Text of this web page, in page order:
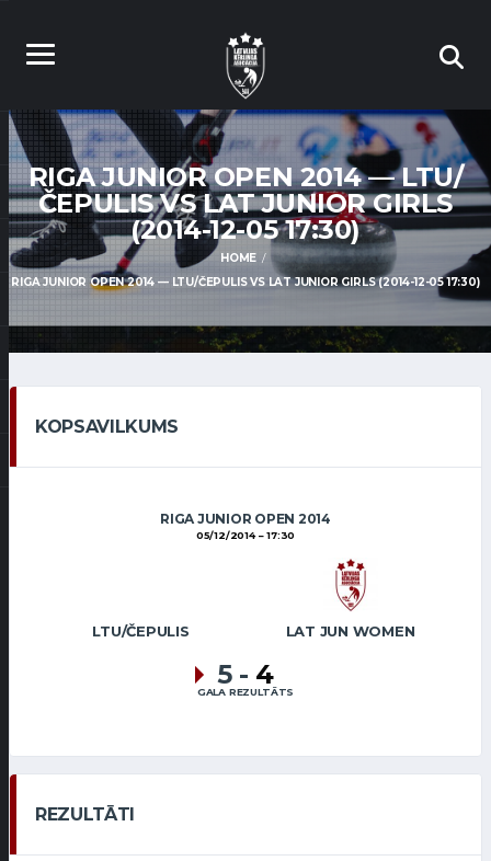
RIGA JUNIOR OPEN 2014 — LTU/
ČEPULIS VS LAT JUNIOR GIRLS
(2014-12-05 17:30)
HOME
RIGA JUNIOR OPEN 2014 — LTU/ČEPULIS VS LAT JUNIOR GIRLS (2014-12-05 17:30)
KOPSAVILKUMS
RIGA JUNIOR OPEN 2014
05/12/2014 17:30
LTU/ČEPULIS LAT JUN WOMEN
5 - 4
GALA REZULTĀTS
REZULTĀTI